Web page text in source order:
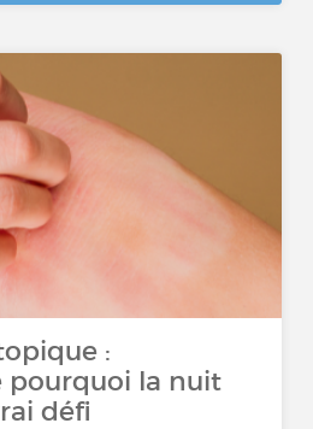
:
pourquoi la nuit
défi